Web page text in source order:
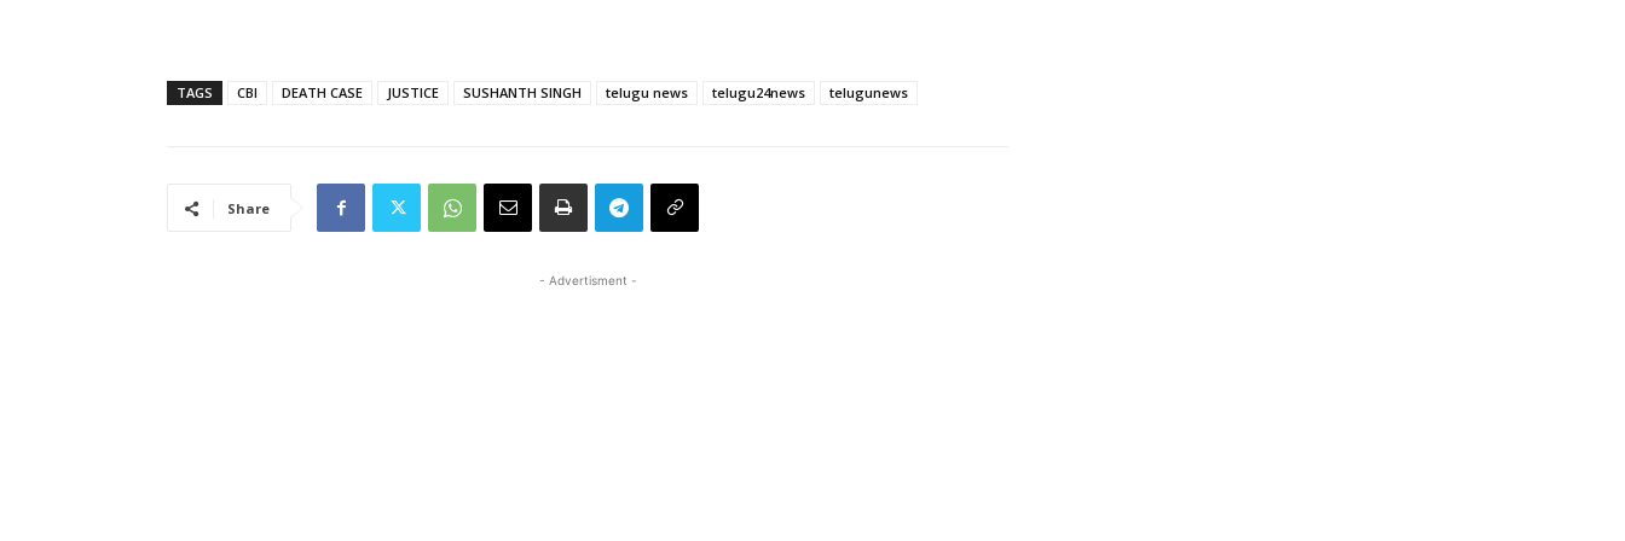
TAGS CBI DEATH CASE JUSTICE SUSHANTH SINGH telugu news telugu24news telugunews
Share
- Advertisment -